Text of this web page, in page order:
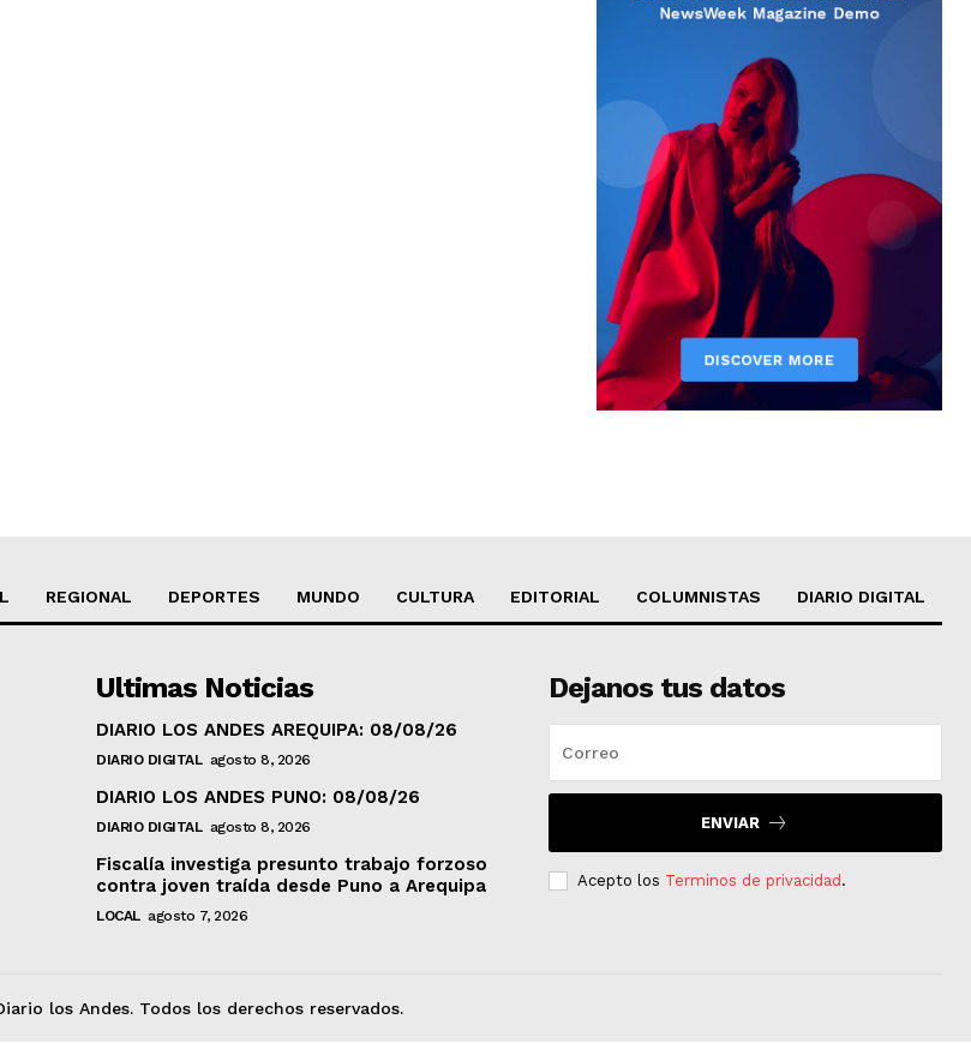
REGIONAL DEPORTES MUNDO CULTURA EDITORIAL COLUMNISTAS DIARIO DIGITAL
Ultimas Noticias
DIARIO LOS ANDES AREQUIPA: 08/08/26
DIARIO DIGITAL agosto 8, 2026
DIARIO LOS ANDES PUNO: 08/08/26
DIARIO DIGITAL agosto 8, 2026
Fiscalía investiga presunto trabajo forzoso
contra joven traída desde Puno a Arequipa
LOCAL agosto 7, 2026
Dejanos tus datos
ENVIAR
Acepto los Terminos de privacidad .
los Andes. Todos los derechos reservados.